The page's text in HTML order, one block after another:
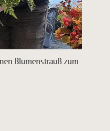
Blumenstrauß zum